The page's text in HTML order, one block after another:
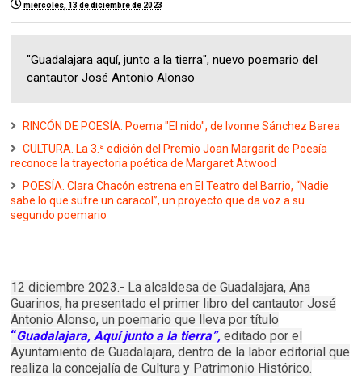
miércoles, 13 de diciembre de 2023
"Guadalajara aquí, junto a la tierra", nuevo poemario del
cantautor José Antonio Alonso
RINCÓN DE POESÍA. Poema "El nido", de Ivonne Sánchez Barea
CULTURA. La 3.ª edición del Premio Joan Margarit de Poesía
reconoce la trayectoria poética de Margaret Atwood
POESÍA. Clara Chacón estrena en El Teatro del Barrio, “Nadie
sabe lo que sufre un caracol”, un proyecto que da voz a su
segundo poemario
12 diciembre 2023.- La alcaldesa de Guadalajara, Ana
Guarinos, ha presentado el primer libro del cantautor José
Antonio Alonso, un poemario que lleva por título
“Guadalajara, Aquí junto a la tierra”, editado por el
Ayuntamiento de Guadalajara, dentro de la labor editorial que
realiza la concejalía de Cultura y Patrimonio Histórico.